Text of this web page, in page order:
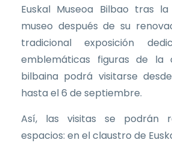
Euskal Museoa Bilbao tras
museo después de su
tradicional exposición
emblemáticas figuras de la
bilbaina podrá visitarse
hasta el 6 de septiembre.
Así, las visitas se podrán
espacios: en el claustro de